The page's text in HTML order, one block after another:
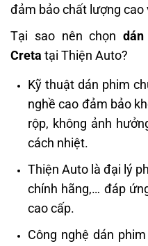
đảm bảo chất lượng cao
Tại sao nên chọn
Creta tại Thiện Auto?
Kỹ thuật dán phim
nghề cao đảm bảo
rộp, không ảnh
cách nhiệt.
Thiện Auto là đại lý
chính hãng,… đáp
cao cấp.
Công nghệ dán